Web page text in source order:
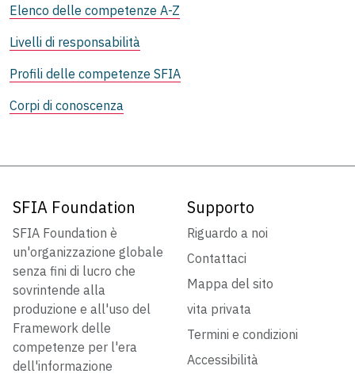
Elenco delle competenze A-Z
Livelli di responsabilità
Profili delle competenze SFIA
Corpi di conoscenza
SFIA Foundation
SFIA Foundation è
un'organizzazione globale
senza fini di lucro che
sovrintende alla
produzione e all'uso del
Framework delle
competenze per l'era
dell'informazione
Supporto
Riguardo a noi
Contattaci
Mappa del sito
vita privata
Termini e condizioni
Accessibilità